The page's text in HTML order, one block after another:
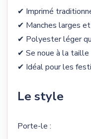
✔ Imprimé
✔ Manches larges
✔ Polyester léger
✔ Se noue à la
✔ Idéal pour les
Le style
Porte-le :